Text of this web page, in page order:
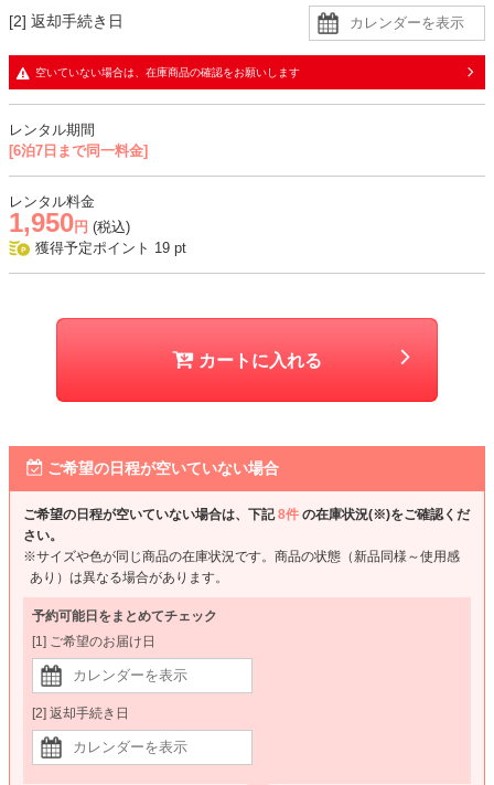
[2] 返却手続き日
空いていない場合は、在庫商品の確認をお願いします
レンタル期間
[6泊7日まで同一料金]
レンタル料金
1,950 円 (税込)
獲得予定ポイント 19 pt
カートに入れる
ご希望の日程が空いていない場合
ご希望の日程が空いていない場合は、下記8件 の在庫状況(※)をご確認くだ
さい。
※サイズや色が同じ商品の在庫状況です。商品の状態（新品同様～使用感
あり）は異なる場合があります。
予約可能日をまとめてチェック
[1] ご希望のお届け日
[2] 返却手続き日